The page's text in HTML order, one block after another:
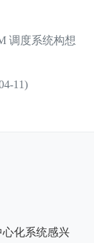
调度系统构想
11)
化系统感兴